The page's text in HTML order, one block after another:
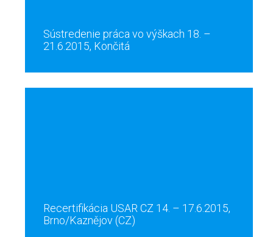
Sústredenie práca vo výškach 18. –
21.6.2015, Končitá
Recertifikácia USAR CZ 14. – 17.6.2015,
Brno/Kaznějov (CZ)